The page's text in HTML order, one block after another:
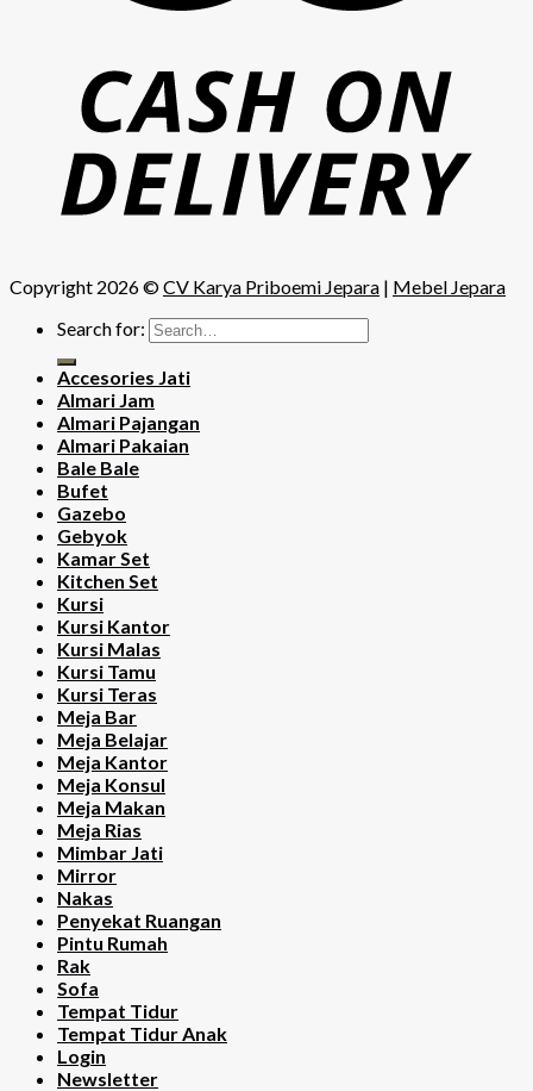
Copyright 2026 ©CV Karya Priboemi Jepara | Mebel Jepara
Search for:
Accesories Jati
Almari Jam
Almari Pajangan
Almari Pakaian
Bale Bale
Bufet
Gazebo
Gebyok
Kamar Set
Kitchen Set
Kursi
Kursi Kantor
Kursi Malas
Kursi Tamu
Kursi Teras
Meja Bar
Meja Belajar
Meja Kantor
Meja Konsul
Meja Makan
Meja Rias
Mimbar Jati
Mirror
Nakas
Penyekat Ruangan
Pintu Rumah
Rak
Sofa
Tempat Tidur
Tempat Tidur Anak
Login
Newsletter